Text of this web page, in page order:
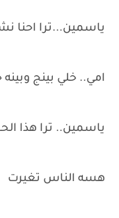
ياسمين...ترا احنا
امي.. خلي بينج
ياسمين.. ترا هذا
هسه الناس تغيرت